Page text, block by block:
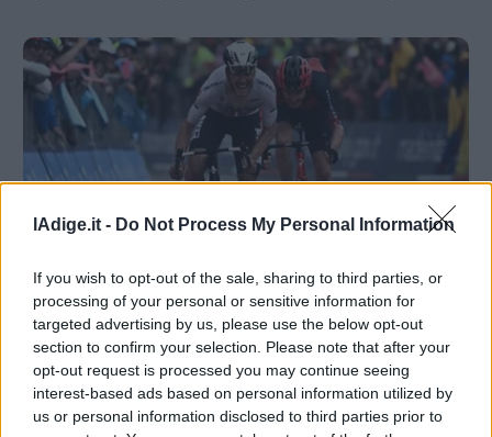
lAdige.it - Do Not Process My Personal Information
If you wish to opt-out of the sale, sharing to third parties, or
processing of your personal or sensitive information for
targeted advertising by us, please use the below opt-out
section to confirm your selection. Please note that after your
opt-out request is processed you may continue seeing
interest-based ads based on personal information utilized by
us or personal information disclosed to third parties prior to
FOTOGALLERY/1
Le festa Rosa, il passaggio del Giro a
Rovereto
FOTOGALLERY/2
Dal Garda al Bondone, le salite
trentine con un finale emozionante
FOTOGALLERY/3
Immagini dal Bondone che premia
Almeida e Thomas, Roglic soffre
CICLISMO / LA TAPPA
Almeida sul Bondone: "La prima vittoria al
Giro d'Italia è un sogno che diventa realtà"
Il portoghese dopo il successo odierno è secondo in
classifica generale dietro a Geraint Thomas. Il britannico
23 MAGGIO 2023